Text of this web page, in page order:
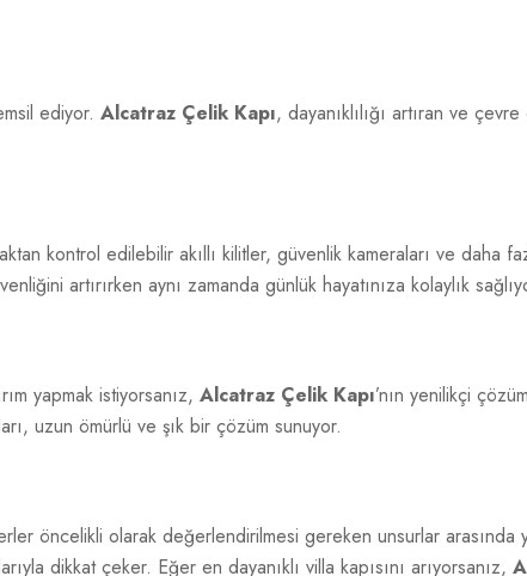
ediyor. Alcatraz Çelik Kapı, dayanıklılığı artıran ve
kontrol edilebilir akıllı kilitler, güvenlik kameraları ve daha
artırırken aynı zamanda günlük hayatınıza kolaylık
yapmak istiyorsanız, Alcatraz Çelik Kapı’nın yenilikçi
uzun ömürlü ve şık bir çözüm sunuyor.
öncelikli olarak değerlendirilmesi gereken unsurlar arasında
dikkat çeker. Eğer en dayanıklı villa kapısını arıyorsanız,